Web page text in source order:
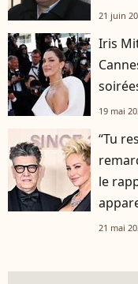
21 juin
Iris
19 mai
“Tu
le
21 mai